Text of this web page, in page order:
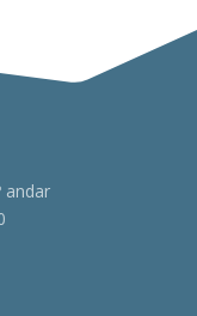
andar